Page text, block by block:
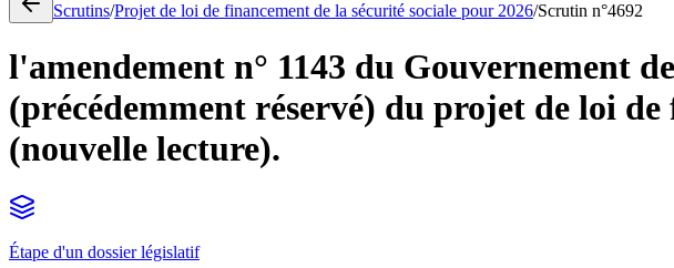
Scrutins/Projet de loi de financement de la sécurité sociale pour 2026/Scrutin n°4692
l'amendement n° 1143 du Gouvernement
(précédemment réservé) du projet de loi
(nouvelle lecture).
Étape d'un dossier législatif